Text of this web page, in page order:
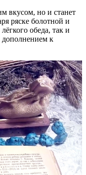
вкусом, но и станет
ряске болотной и
обеда, так и
дополнением к